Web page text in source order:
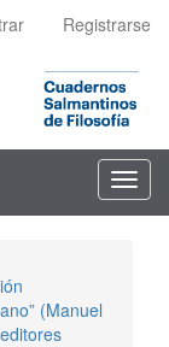
Registrarse
(Manuel